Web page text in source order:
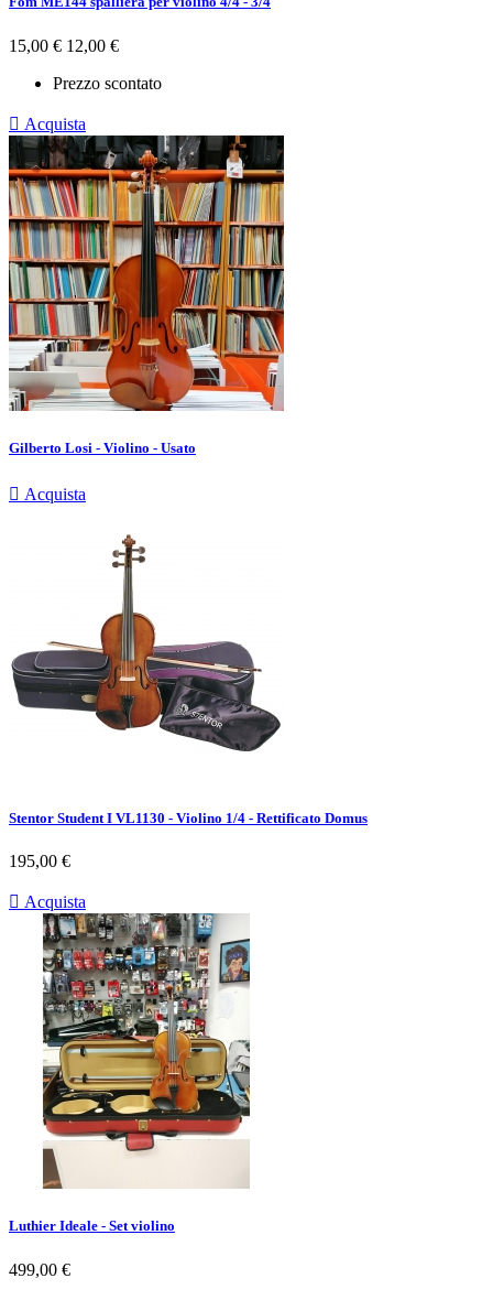
Prezzo
15,00 € Prezzo
12,00 €
Prezzo scontato
 Acquista
Gilberto Losi - Violino - Usato
 Acquista
Stentor Student I VL1130 - Violino 1/4 - Rettificato Domus
Prezzo
195,00 €
 Acquista
Luthier Ideale - Set violino
Prezzo
499,00 €